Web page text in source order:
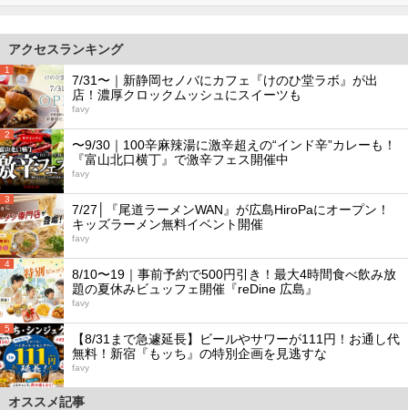
アクセスランキング
1
7/31〜｜新静岡セノバにカフェ『けのひ堂ラボ』が出
店！濃厚クロックムッシュにスイーツも
favy
2
〜9/30｜100辛麻辣湯に激辛超えの“インド辛”カレーも！
『富山北口横丁』で激辛フェス開催中
favy
3
7/27│『尾道ラーメンWAN』が広島HiroPaにオープン！
キッズラーメン無料イベント開催
favy
4
8/10〜19｜事前予約で500円引き！最大4時間食べ飲み放
題の夏休みビュッフェ開催『reDine 広島』
favy
5
【8/31まで急遽延長】ビールやサワーが111円！お通し代
無料！新宿『もッち』の特別企画を見逃すな
favy
オススメ記事